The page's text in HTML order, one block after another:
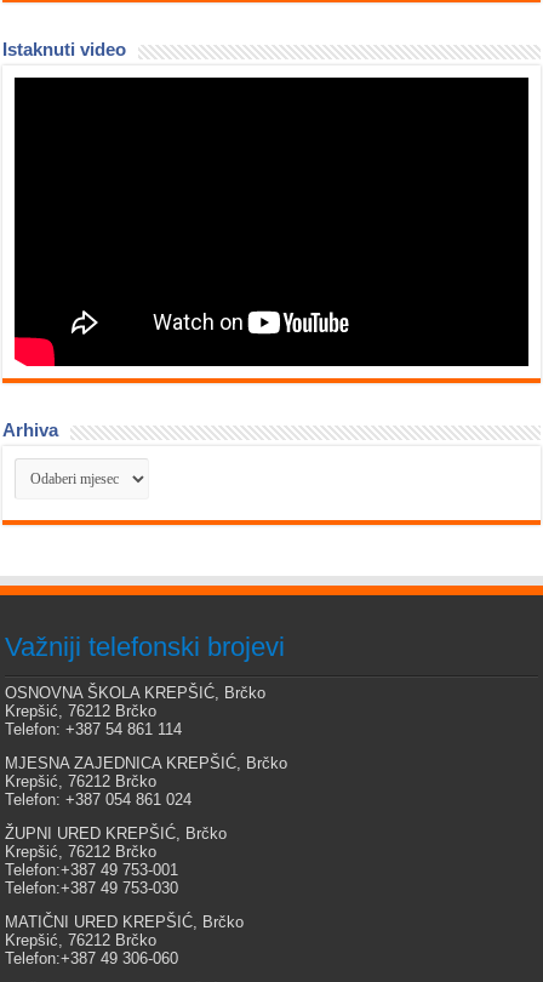
Istaknuti video
Arhiva
Arhiva
Važniji telefonski brojevi
OSNOVNA ŠKOLA KREPŠIĆ, Brčko
Krepšić, 76212 Brčko
Telefon: +387 54 861 114
MJESNA ZAJEDNICA KREPŠIĆ, Brčko
Krepšić, 76212 Brčko
Telefon: +387 054 861 024
ŽUPNI URED KREPŠIĆ, Brčko
Krepšić, 76212 Brčko
Telefon:+387 49 753-001
Telefon:+387 49 753-030
MATIČNI URED KREPŠIĆ, Brčko
Krepšić, 76212 Brčko
Telefon:+387 49 306-060